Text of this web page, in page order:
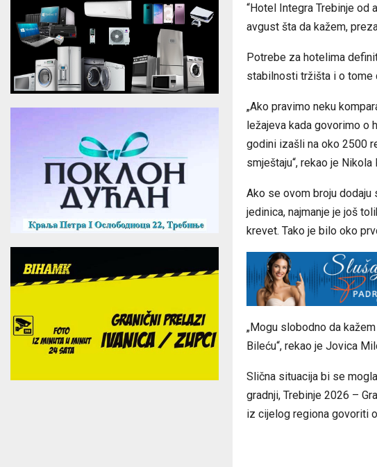
“Hotel Integra Trebinje od
avgust šta da kažem,
Potrebe za hotelima
stabilnosti tržišta i o tome
„Ako pravimo neku
ležajeva kada govorimo o
godini izašli na oko 2500
smještaju“, rekao je
Ako se ovom broju dodaju
jedinica, najmanje je još
krevet. Tako je bilo oko
„Mogu slobodno da
Bileću“, rekao je Jovica
Slična situacija bi se
gradnji, Trebinje 2026 –
iz cijelog regiona govoriti